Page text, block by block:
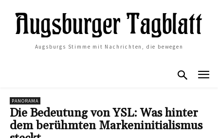
Augsburgs Stimme mit Nachrichten, die bewegen
PANORAMA
Die Bedeutung von YSL: Was hinter
dem berühmten Markeninitialismus